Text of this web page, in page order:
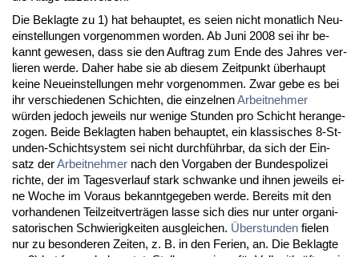
Die Be­klag­te zu 1) hat be­haup­tet, es sei­en nicht mo­nat­lich Neu­
ein­stel­lun­gen vor­ge­nom­men wor­den. Ab Ju­ni 2008 sei ihr be­
kannt ge­we­sen, dass sie den Auf­trag zum En­de des Jah­res ver­
lie­ren wer­de. Da­her ha­be sie ab die­sem Zeit­punkt über­haupt
kei­ne Neu­ein­stel­lun­gen mehr vor­ge­nom­men. Zwar ge­be es bei
ihr ver­schie­de­nen Schich­ten, die ein­zel­nenAr­beit­neh­mer
würden je­doch je­weils nur we­ni­ge St­un­den pro Schicht her­an­ge­
zo­gen. Bei­de Be­klag­ten ha­ben be­haup­tet, ein klas­si­sches 8-St­
un­den-Schicht­sys­tem sei nicht durchführ­bar, da sich der Ein­
satz derAr­beit­neh­mer nach den Vor­ga­ben der Bun­des­po­li­zei
rich­te, der im Ta­ges­ver­lauf stark schwan­ke und ih­nen je­weils ei­
ne Wo­che im Vor­aus be­kannt­ge­ge­ben wer­de. Be­reits mit den
vor­han­de­nen Teil­zeit­verträgen las­se sich dies nur un­ter or­ga­ni­
sa­to­ri­schen Schwie­rig­kei­ten aus­glei­chen. Über­stun­den fie­len
nur zu be­son­de­ren Zei­ten, z. B. in den Fe­ri­en, an. Die Be­klag­te